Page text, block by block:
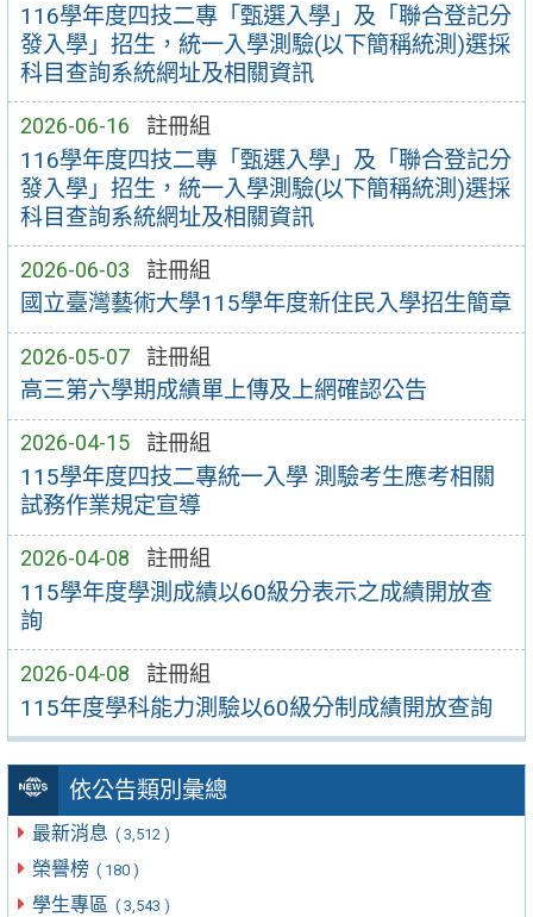
116學年度四技二專「甄選入學」及「聯合登記分
發入學」招生，統一入學測驗(以下簡稱統測)選採
科目查詢系統網址及相關資訊
2026-06-16 註冊組
116學年度四技二專「甄選入學」及「聯合登記分
發入學」招生，統一入學測驗(以下簡稱統測)選採
科目查詢系統網址及相關資訊
2026-06-03 註冊組
國立臺灣藝術大學115學年度新住民入學招生簡章
2026-05-07 註冊組
高三第六學期成績單上傳及上網確認公告
2026-04-15 註冊組
115學年度四技二專統一入學 測驗考生應考相關
試務作業規定宣導
2026-04-08 註冊組
115學年度學測成績以60級分表示之成績開放查
詢
2026-04-08 註冊組
115年度學科能力測驗以60級分制成績開放查詢
依公告類別彙總
最新消息 ( 3,512 )
榮譽榜 ( 180 )
學生專區 ( 3,543 )